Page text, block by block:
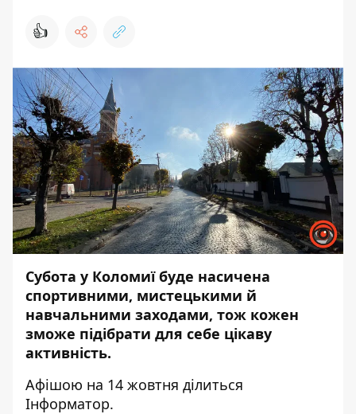
👍
Субота у Коломиї буде насичена
спортивними, мистецькими й
навчальними заходами, тож кожен
зможе підібрати для себе цікаву
активність.
Афішою на 14 жовтня ділиться
Інформатор.